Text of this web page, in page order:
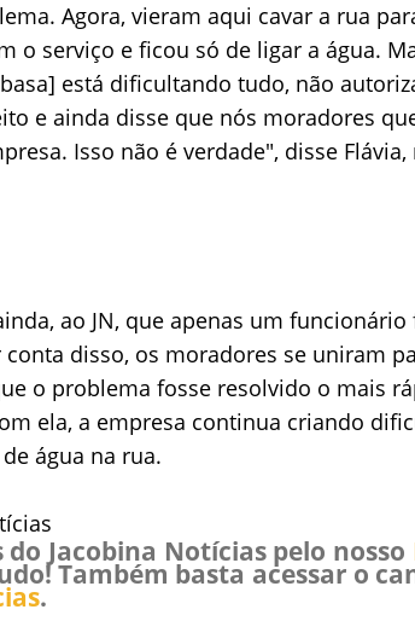
Agora, vieram aqui cavar a rua
o serviço e ficou só de ligar a água.
está dificultando tudo, não
e ainda disse que nós moradores
Isso não é verdade", disse Flávia,
ao JN, que apenas um
conta disso, os moradores se uniram
o problema fosse resolvido o mais
ela, a empresa continua criando
água na rua.
do Jacobina Notícias pelo nosso
Também basta acessar o
.